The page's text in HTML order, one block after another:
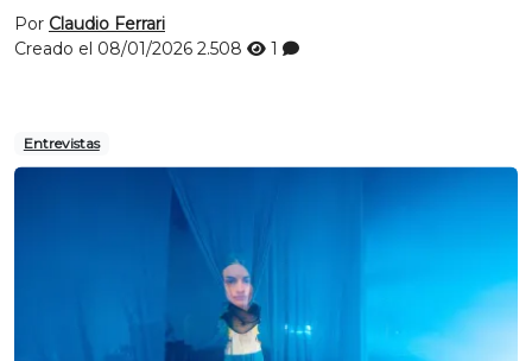
Por Claudio Ferrari
Creado el 08/01/2026 2.508 1
Entrevistas